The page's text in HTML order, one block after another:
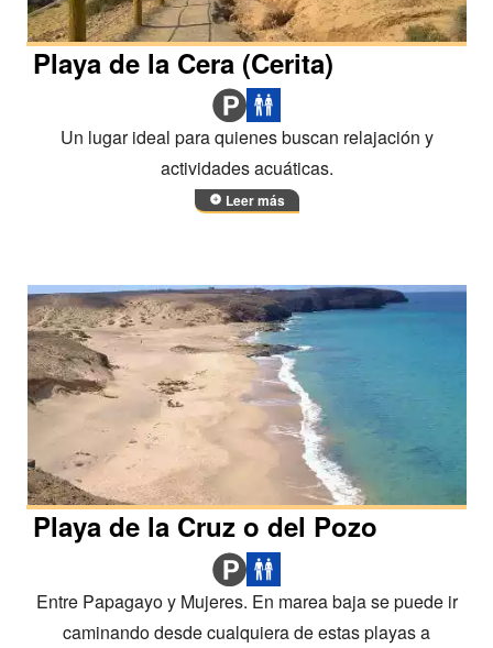
Playa de la Cera (Cerita)
Un lugar ideal para quienes buscan relajación y
actividades acuáticas.
Leer más
Playa de la Cruz o del Pozo
Entre Papagayo y Mujeres. En marea baja se puede ir
caminando desde cualquiera de estas playas a